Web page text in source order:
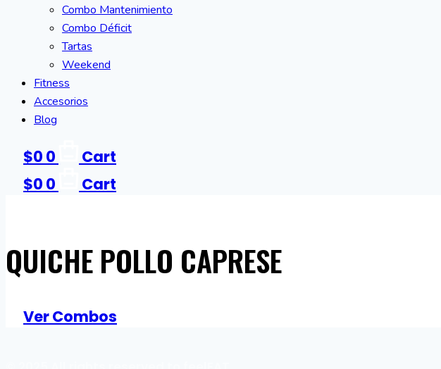
Combo Mantenimiento
Combo Déficit
Tartas
Weekend
Fitness
Accesorios
Blog
$0 0
Cart
$0 0 Cart
QUICHE POLLO CAPRESE
Ver Combos